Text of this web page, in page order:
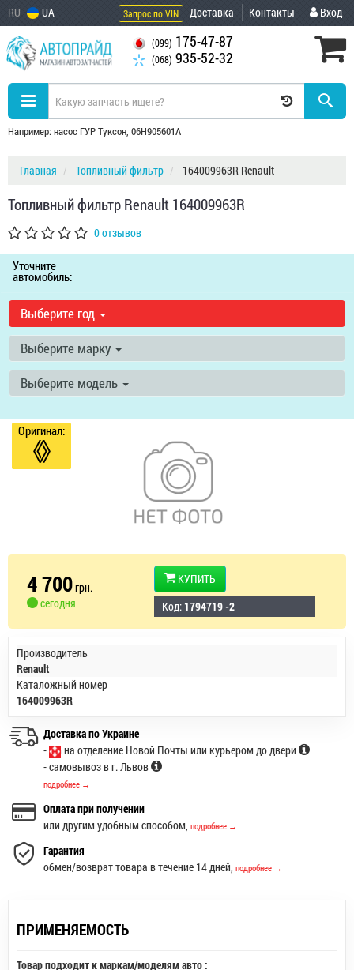
RU UA Запрос по VIN Доставка Контакты Вход
(099) 175-47-87
(068) 935-52-32
Например: насос ГУР Туксон, 06H905601A
Главная Топливный фильтр 164009963R Renault
Топливный фильтр Renault 164009963R
0 отзывов
Уточните
автомобиль:
Выберите год
Выберите марку
Выберите модель
Оригинал:
4 700грн.
сегодня
КУПИТЬ
Код: 1794719 -2
Производитель
Renault
Каталожный номер
164009963R
Доставка по Украине
-
на отделение Новой Почты или курьером до двери
- самовывоз в г. Львов
подробнее →
Оплата при получении
или другим удобным способом, подробнее →
Гарантия
обмен/возврат товара в течение 14 дней, подробнее →
ПРИМЕНЯЕМОСТЬ
Товар подходит к маркам/моделям авто :